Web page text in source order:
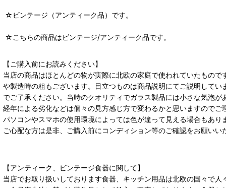
☆ビンテージ（アンティーク品）です。
☆こちらの商品はビンテージ/アンティーク品です。
【ご購入前にお読みください】
当店の商品はほとんどの物が実際に北欧の家庭で使われていたもの
や製造時の粗もございます。目立つものは商品説明にてご説明して
でご了承ください。当時のクオリティでガラス製品には小さな気泡が
経年による劣化などは個々の見方感じ方で変わるかと思いますのでご
パソコンやスマホの使用環境によっては色が違って見える場合もあ
ご心配な方は是非、ご購入前にコンディション等のご確認をお願い
【アンティーク、ビンテージ食器に関して】
当店でお取り扱いしております食器、キッチン用品は北欧の国々で